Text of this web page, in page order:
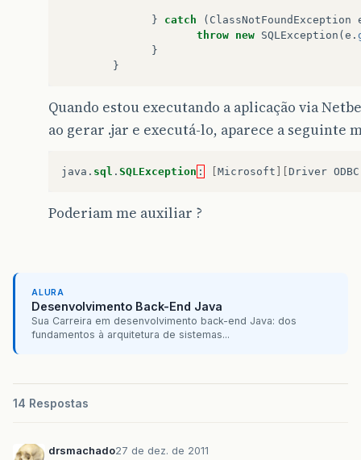
} catch ( ClassNotFoundException
throw new SQLException ( e .
}
}
Quando estou executando a aplicação via
ao gerar .jar e executá-lo, aparece a seguinte
java . sql . SQLException : Microsoft Driver
Poderiam me auxiliar ?
ALURA
Desenvolvimento Back-End Java
Sua Carreira em desenvolvimento back-end Java: dos
fundamentos à arquitetura de sistemas...
14 Respostas
drsmachado27 de dez. de 2011